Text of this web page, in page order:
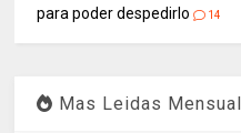
para poder despedirlo
14
Mas Leidas Mensual